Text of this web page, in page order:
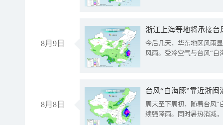
8月9日
浙江上海等地将承接台
今后几天，华东地区风雨
风雨。受冷空气与台风“白
8月8日
台风“白海豚”靠近浙
周末至下周初，随着台风“
续强降雨。同时暑热消减